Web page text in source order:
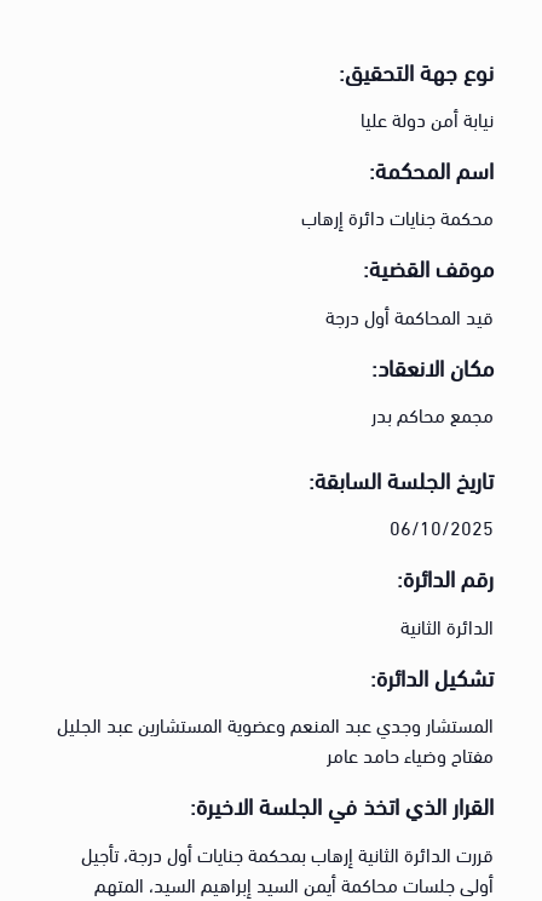
نوع جهة التحقيق:
نيابة أمن دولة عليا
اسم المحكمة:
محكمة جنايات دائرة إرهاب
موقف القضية:
قيد المحاكمة أول درجة
مكان الانعقاد:
مجمع محاكم بدر
تاريخ الجلسة السابقة:
06/10/2025
رقم الدائرة:
الدائرة الثانية
تشكيل الدائرة:
المستشار وجدي عبد المنعم وعضوية المستشارين عبد الجليل
مفتاح وضياء حامد عامر
القرار الذي اتخذ في الجلسة الاخيرة:
قررت الدائرة الثانية إرهاب بمحكمة جنايات أول درجة، تأجيل
أولى جلسات محاكمة أيمن السيد إبراهيم السيد، المتهم